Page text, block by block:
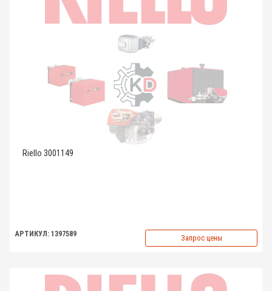
Riello 3001149
АРТИКУЛ: 1397589 Запрос цены